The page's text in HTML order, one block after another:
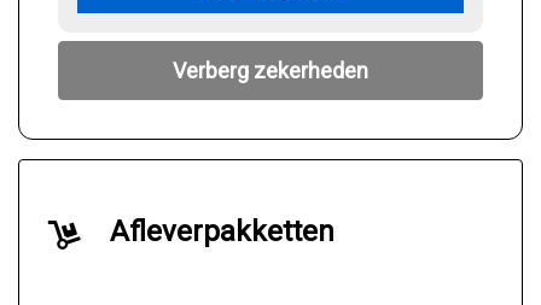
Verberg zekerheden
Afleverpakketten